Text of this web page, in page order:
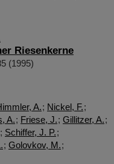
Riesenkerne
(1995)
A.; Nickel, F.;
A.; Friese, J.; Gillitzer, A.;
Schiffer, J. P.;
; Golovkov, M.;